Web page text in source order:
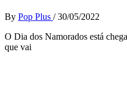
By Pop Plus / 30/05/2022
O Dia dos Namorados está
que vai